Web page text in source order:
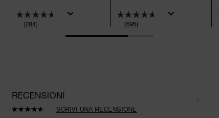
(284) (695)
RECENSIONI
Leggi
SCRIVI UNA RECENSIONE